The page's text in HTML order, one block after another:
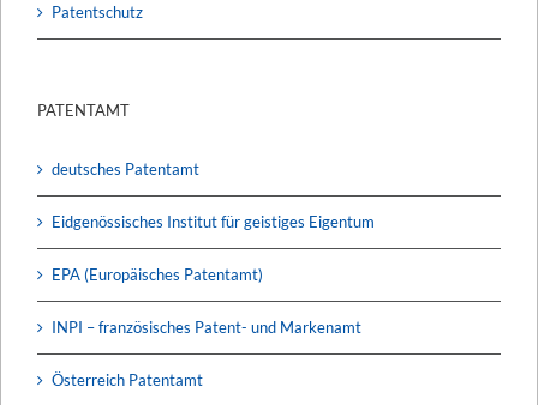
Patentschutz
PATENTAMT
deutsches Patentamt
Eidgenössisches Institut für geistiges Eigentum
EPA (Europäisches Patentamt)
INPI – französisches Patent- und Markenamt
Österreich Patentamt